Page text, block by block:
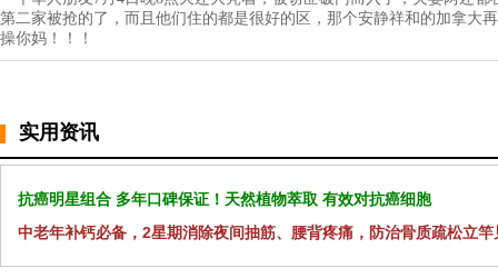
第二家被抢的了，而且他们住的都是很好的区，那个安静祥和的加拿大
操你妈！！！
实用资讯
抗癌明星组合 多年口碑保证！天然植物萃取 有效对抗癌细胞
中老年补钙必备，2星期消除夜间抽筋、腰背疼痛，防治骨质疏松立竿